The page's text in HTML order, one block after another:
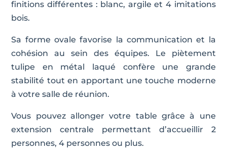
finitions différentes : blanc, argile et 4 imitations
bois.
Sa forme ovale favorise la communication et la
cohésion au sein des équipes. Le piètement
tulipe en métal laqué confère une grande
stabilité tout en apportant une touche moderne
à votre salle de réunion.
Vous pouvez allonger votre table grâce à une
extension centrale permettant d’accueillir 2
personnes, 4 personnes ou plus.